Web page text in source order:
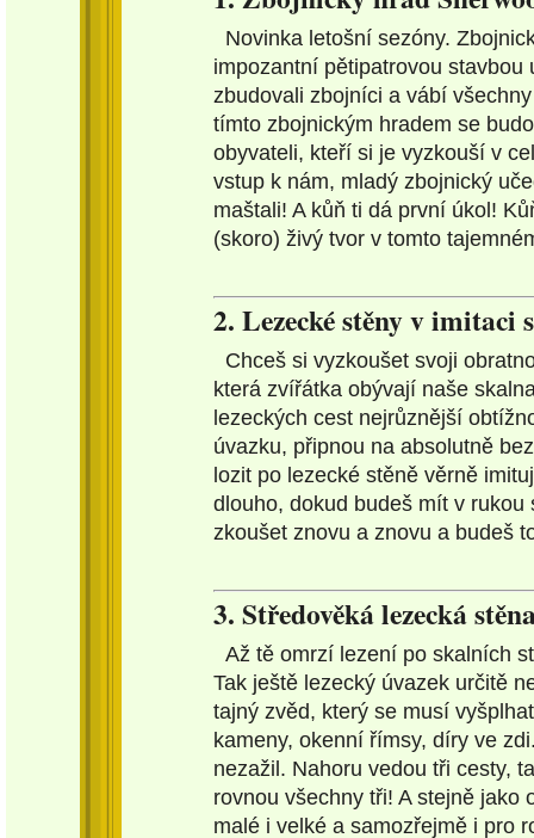
Novinka letošní sezóny.
impozantní pětipatrovou
zbudovali zbojníci a vábí
tímto zbojnickým hradem se
obyvateli, kteří si je vyzkouší v
vstup k nám, mladý zbojnický
maštali! A kůň ti dá první úkol!
(skoro) živý tvor v tomto
2. Lezecké stěny v imitaci
Chceš si vyzkoušet svoji
která zvířátka obývají naše
lezeckých cest nejrůznější
úvazku, připnou na absolutně
lozit po lezecké stěně věrně
dlouho, dokud budeš mít v
zkoušet znovu a znovu a budeš
3. Středověká lezecká
Až tě omrzí lezení po skalních
Tak ještě lezecký úvazek určitě
tajný zvěd, který se musí
kameny, okenní římsy, díry ve
nezažil. Nahoru vedou tři cesty,
rovnou všechny tři! A stejně jako
malé i velké a samozřejmě i pro